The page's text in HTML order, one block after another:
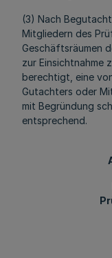
(3) Nach
Mitgliedern des
Geschäftsräumen
zur Einsichtnahme
berechtigt, eine
Gutachters oder
mit Begründung
entsprechend.